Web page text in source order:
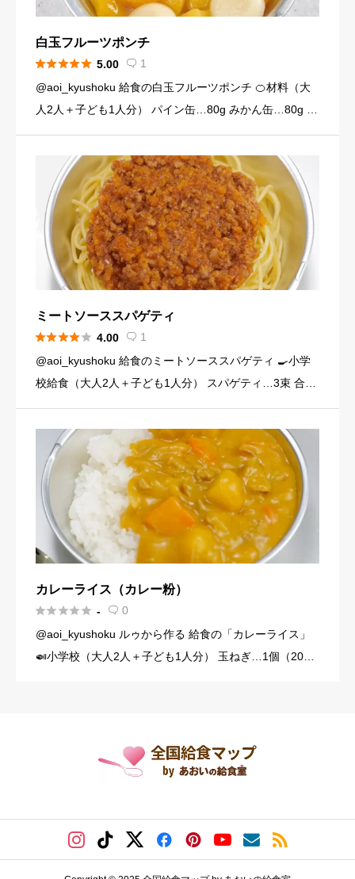
白玉フルーツポンチ
 5.00  1
@aoi_kyushoku 給食の白玉フルーツポンチ 🍊材料（大
人2人＋子ども1人分） パイン缶…80g みかん缶…80g 黄
4g） （白玉団子） 白玉粉… […]
ミートソーススパゲティ
 4.00  1
@aoi_kyushoku 給食のミートソーススパゲティ 🍳小学
校給食（大人2人＋子ども1人分） スパゲティ…3束 合い
（120g） にんにくチューブ…少々（1 […]
カレーライス（カレー粉）
 -  0
@aoi_kyushoku ルゥから作る 給食の「カレーライス」
🍛小学校（大人2人＋子ども1人分） 玉ねぎ…1個（200